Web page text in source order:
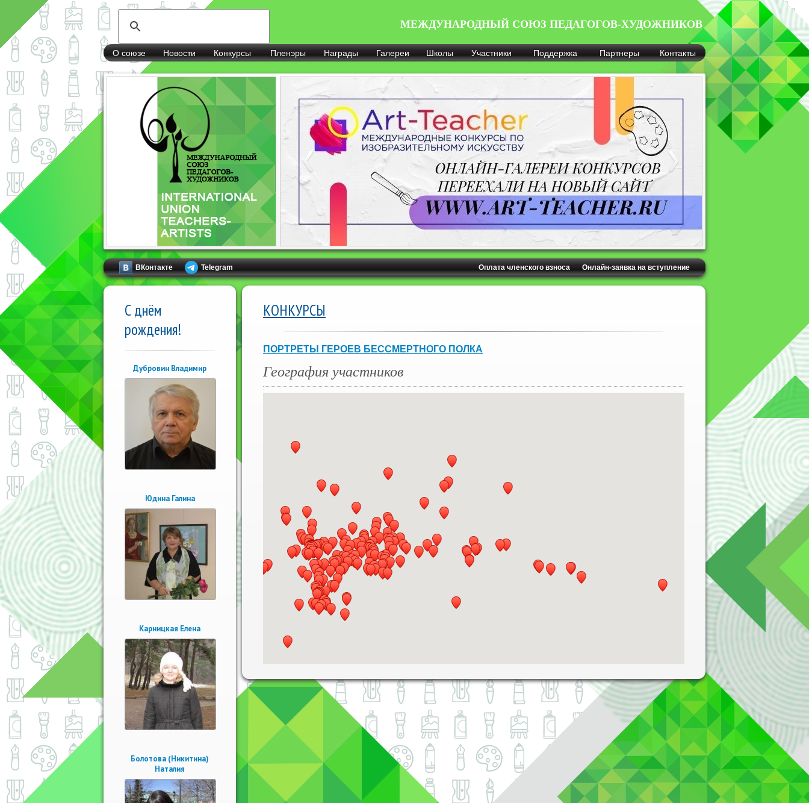
МЕЖДУНАРОДНЫЙ СОЮЗ ПЕДАГОГОВ-ХУДОЖНИКОВ
О союзе Новости Конкурсы Пленэры Награды Галереи Школы Участники Поддержка Партнеры Контакты
ВКонтакте Telegram Онлайн-заявка на вступление
Оплата членского взноса
С днём
рождения!
Дубровин Владимир
Юдина Галина
Карницкая Елена
Болотова (Никитина)
Наталия
КОНКУРСЫ
ПОРТРЕТЫ ГЕРОЕВ БЕССМЕРТНОГО ПОЛКА
География участников